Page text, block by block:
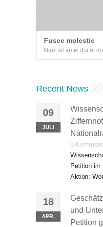
Fusce molestie
Nam sit amet dui at
Recent News
09
JULI
0
Petition im
Aktion:
18
APR.
und
Petition